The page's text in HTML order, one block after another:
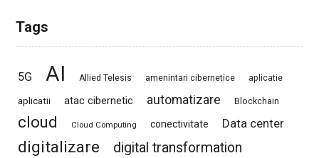
Tags
5G AI Allied Telesis amenintari cibernetice aplicatie
aplicatii atac cibernetic automatizare Blockchain
cloud Cloud Computing conectivitate Data center
digitalizare digital transformation